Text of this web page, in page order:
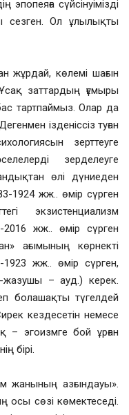
сүйсінуімізді
сезген. Ол ұлылықты
көлемі шағын
заттардың ғұмыры
тартпаймыз. Олар да
ізденіссіз туған
зерттеуге
зерделеуге
өлі дүниеден
1924 жж.. өмір сүрген
экзистенциализм
жж.. өмір сүрген
ағымының көрнекті
1923 жж.. өмір сүрген,
жазушы – ауд.) керек.
болашақты түгелдей
кездесетін немесе
– эгоизмге бой ұрған
бірі.
азғындауы».
осы сөзі көмектеседі.